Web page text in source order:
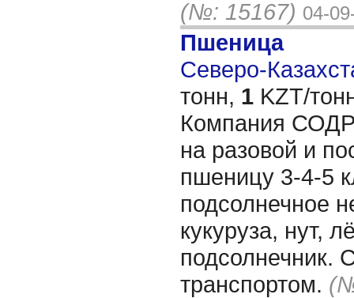
(№: 15167) 04-
Пшеница
Северо-
тонн, 1 KZT/
Компания
на разовой и
пшеницу 3-4-5
подсолнечное
кукуруза, нут,
подсолнечник.
транспортом.